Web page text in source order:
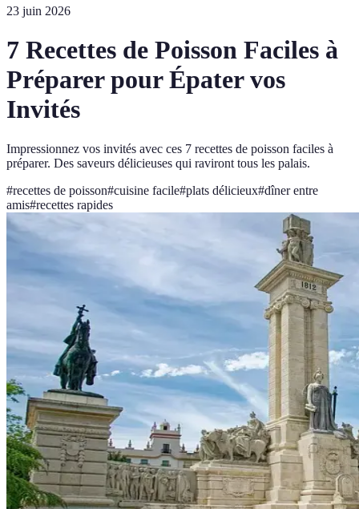
23 juin 2026
7 Recettes de Poisson Faciles à
Préparer pour Épater vos
Invités
Impressionnez vos invités avec ces 7 recettes de poisson faciles à
préparer. Des saveurs délicieuses qui raviront tous les palais.
#recettes de poisson#cuisine facile#plats délicieux#dîner entre
amis#recettes rapides